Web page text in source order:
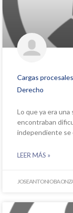
Cargas
Derecho
Lo que ya era
encontraban
independiente se
LEER MÁS »
JOSE ANTONIO